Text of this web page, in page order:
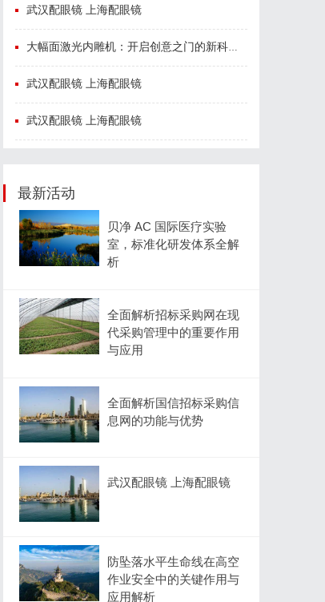
武汉配眼镜 上海配眼镜
大幅面激光内雕机：开启创意之门的新科技利器
武汉配眼镜 上海配眼镜
武汉配眼镜 上海配眼镜
最新活动
贝净 AC 国际医疗实验
室，标准化研发体系全解
析
全面解析招标采购网在现
代采购管理中的重要作用
与应用
全面解析国信招标采购信
息网的功能与优势
武汉配眼镜 上海配眼镜
防坠落水平生命线在高空
作业安全中的关键作用与
应用解析